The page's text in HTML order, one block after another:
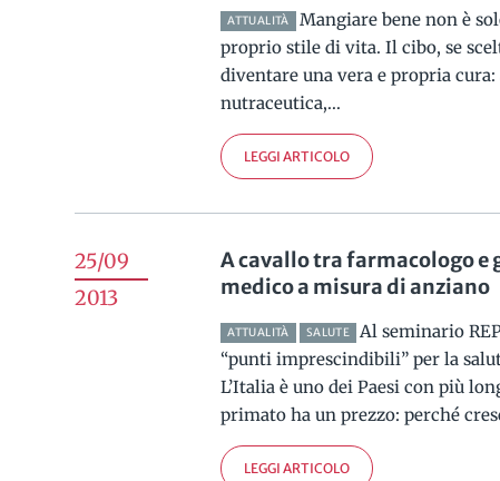
ATTUALITÀ
Mangiare bene non è
proprio stile di vita. Il cibo, se
diventare una vera e propria
nutraceutica,...
LEGGI ARTICOLO
25/09
2013
A cavallo tra farmacologo e
medico a misura di anziano
ATTUALITÀ SALUTE
Al seminario
“punti imprescindibili” per la
L’Italia è uno dei Paesi con più
primato ha un prezzo: perché
LEGGI ARTICOLO